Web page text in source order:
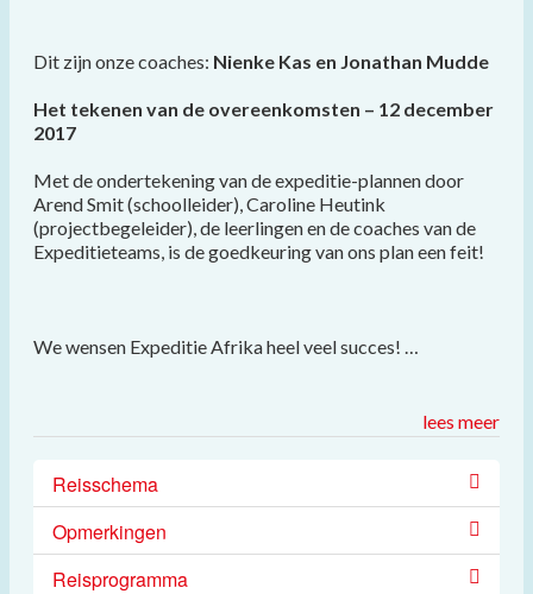
Dit zijn onze coaches: Nienke Kas en Jonathan Mudde
Het tekenen van de overeenkomsten – 12 december
2017
Met de ondertekening van de expeditie-plannen door
Arend Smit (schoolleider), Caroline Heutink
(projectbegeleider), de leerlingen en de coaches van de
Expeditieteams, is de goedkeuring van ons plan een feit!
We wensen Expeditie Afrika heel veel succes! …
lees meer
Reisschema
Opmerkingen
Reisprogramma